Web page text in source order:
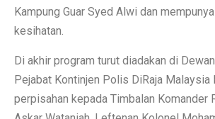
Kampung Guar Syed Alwi dan
kesihatan.
Di akhir program turut diadakan di
Pejabat Kontinjen Polis DiRaja
perpisahan kepada Timbalan Komander